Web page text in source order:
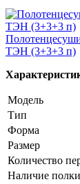
ТЭН (3+3+3 п)
Модель
Тип
Форма
Размер
Количество
Наличие полки